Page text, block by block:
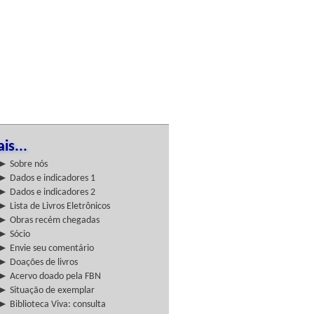
Sobre nós
Dados e indicadores 1
Dados e indicadores 2
Lista de Livros Eletrônicos
Obras recém chegadas
Sócio
Envie seu comentário
Doações de livros
Acervo doado pela FBN
Situação de exemplar
Biblioteca Viva: consulta